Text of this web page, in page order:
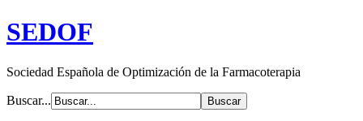
SEDOF
Sociedad Española de Optimización de la Farmacoterapia
Buscar...